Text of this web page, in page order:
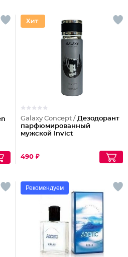
Galaxy Concept / Дезодорант
парфюмированный
мужской Invict
490 ₽
Рекомендуем